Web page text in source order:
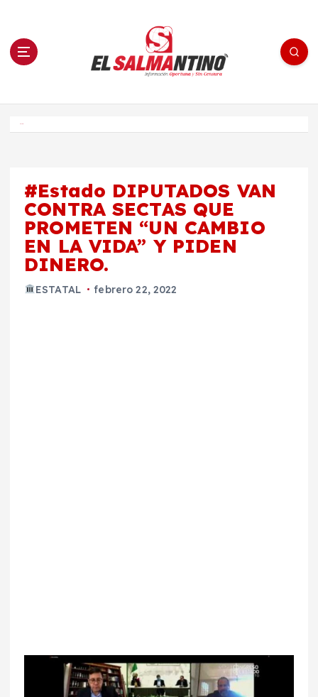
n El Salmantino - medios/noticias/editorial
#Estado DIPUTADOS VAN
CONTRA SECTAS QUE
PROMETEN “UN CAMBIO
EN LA VIDA” Y PIDEN
DINERO.
ESTATAL febrero 22, 2022